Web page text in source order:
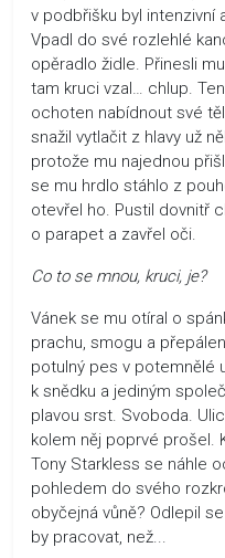
v podbřišku byl intenzivní
Vpadl do své rozlehlé
opěradlo židle. Přinesli
tam kruci vzal… chlup.
ochoten nabídnout své
snažil vytlačit z hlavy už
protože mu najednou
se mu hrdlo stáhlo z
otevřel ho. Pustil dovnitř
o parapet a zavřel oči.
Co to se mnou, kruci, je?
Vánek se mu otíral o
prachu, smogu a
potulný pes v potemnělé
k snědku a jediným
plavou srst. Svoboda.
kolem něj poprvé prošel.
Tony Starkless se náhle
pohledem do svého
obyčejná vůně? Odlepil
by pracovat, než...